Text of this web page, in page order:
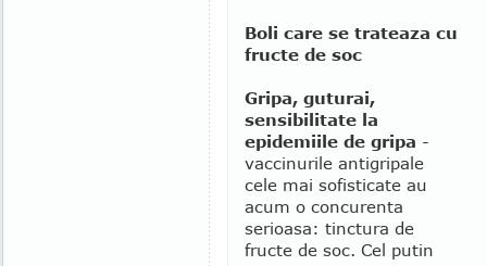
Boli care se trateaza cu
fructe de soc
Gripa, guturai,
sensibilitate la
epidemiile de gripa -
vaccinurile antigripale
cele mai sofisticate au
acum o concurenta
serioasa: tinctura de
fructe de soc. Cel putin